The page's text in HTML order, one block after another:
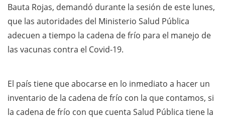
Bauta Rojas, demandó durante la sesión de este lunes,
que las autoridades del Ministerio Salud Pública
adecuen a tiempo la cadena de frío para el manejo de
las vacunas contra el Covid-19.
El país tiene que abocarse en lo inmediato a hacer un
inventario de la cadena de frío con la que contamos, si
la cadena de frío con que cuenta Salud Pública tiene la